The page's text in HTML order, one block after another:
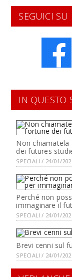
SEGUICI SU
IN QUESTO
Non
dei futures
SPECIALI / 24/01/
Perché non
immaginare il
SPECIALI / 24/01/
Brevi cenni sul
SPECIALI / 24/01/